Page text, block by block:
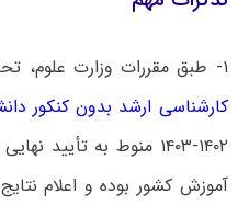
۱- طبق مقررات وزارت علوم، تحقیقات و فناوری
کارشناسی ارشد بدون کنکور
۱۴۰۲-۱۴۰۳ منوط به
آموزش کشور بوده و اعلام